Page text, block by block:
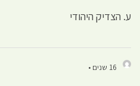
ע. הצדיק היהודי
16 שנים •